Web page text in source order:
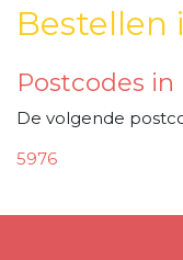
Bestellen
Postcodes
De volgende
5976